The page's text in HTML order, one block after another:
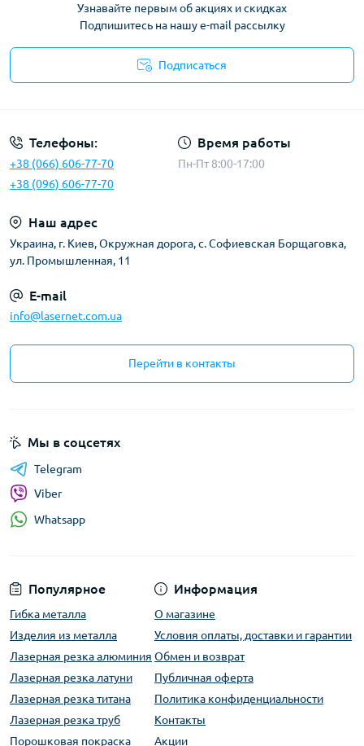
Узнавайте первым об акциях и скидках
Подпишитесь на нашу e-mail рассылку
Подписаться
Телефоны:
+38 (066) 606-77-70
+38 (096) 606-77-70
Время работы
Пн-Пт 8:00-17:00
Наш адрес
Украина, г. Киев, Окружная дорога, с. Софиевская Борщаговка,
ул. Промышленная, 11
E-mail
info@lasernet.com.ua
Перейти в контакты
Популярное
Гибка металла
Изделия из металла
Лазерная резка алюминия
Лазерная резка латуни
Лазерная резка титана
Лазерная резка труб
Порошковая покраска
Информация
О магазине
Условия оплаты, доставки и гарантии
Обмен и возврат
Публичная оферта
Политика конфиденциальности
Контакты
Акции
Мы в соцсетях
Telegram
Viber
Whatsapp